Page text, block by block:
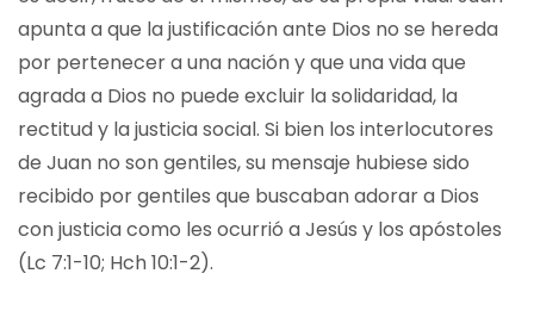
apunta a que la justificación ante Dios no se hereda
por pertenecer a una nación y que una vida que
agrada a Dios no puede excluir la solidaridad, la
rectitud y la justicia social. Si bien los interlocutores
de Juan no son gentiles, su mensaje hubiese sido
recibido por gentiles que buscaban adorar a Dios
con justicia como les ocurrió a Jesús y los apóstoles
(Lc 7:1-10; Hch 10:1-2).